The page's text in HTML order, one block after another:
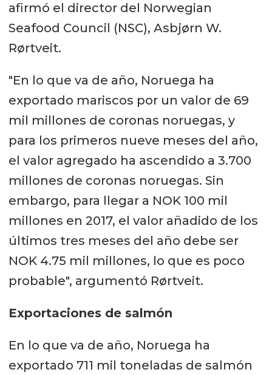
afirmó el director del Norwegian
Seafood Council (NSC), Asbjørn W.
Rørtveit.
"En lo que va de año, Noruega ha
exportado mariscos por un valor de 69
mil millones de coronas noruegas, y
para los primeros nueve meses del año,
el valor agregado ha ascendido a 3.700
millones de coronas noruegas. Sin
embargo, para llegar a NOK 100 mil
millones en 2017, el valor añadido de los
últimos tres meses del año debe ser
NOK 4.75 mil millones, lo que es poco
probable", argumentó Rørtveit.
Exportaciones de salmón
En lo que va de año, Noruega ha
exportado 711 mil toneladas de salmón